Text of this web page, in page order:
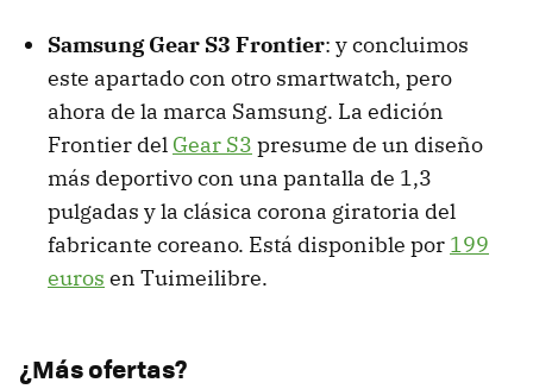
Samsung Gear S3 Frontier: y concluimos
este apartado con otro smartwatch, pero
ahora de la marca Samsung. La edición
Frontier del Gear S3 presume de un diseño
más deportivo con una pantalla de 1,3
pulgadas y la clásica corona giratoria del
fabricante coreano. Está disponible por 199
euros en Tuimeilibre.
¿Más ofertas?